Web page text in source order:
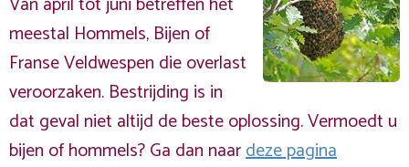
meestal Hommels, Bijen of
Franse Veldwespen die overlast
veroorzaken. Bestrijding is in
dat geval niet altijd de beste oplossing. Vermoedt u
bijen of hommels? Ga dan naardeze pagina